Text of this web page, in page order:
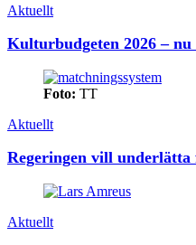
Aktuellt
Kulturbudgeten 2026 – nu
Foto: TT
Aktuellt
Regeringen vill
Aktuellt